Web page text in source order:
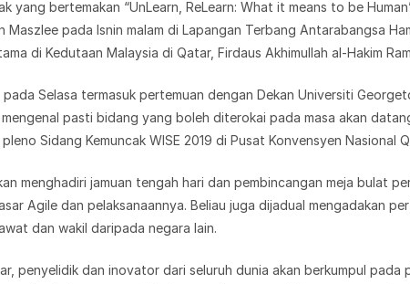
yang bertemakan “UnLearn, ReLearn: What it means to be
Maszlee pada Isnin malam di Lapangan Terbang Antarabangsa
di Kedutaan Malaysia di Qatar, Firdaus Akhimullah al-Hakim
Selasa termasuk pertemuan dengan Dekan Universiti
pasti bidang yang boleh diterokai pada masa akan
Sidang Kemuncak WISE 2019 di Pusat Konvensyen Nasional
menghadiri jamuan tengah hari dan pembincangan meja bulat
Agile dan pelaksanaannya. Beliau juga dijadual mengadakan
dan wakil daripada negara lain.
penyelidik dan inovator dari seluruh dunia akan berkumpul